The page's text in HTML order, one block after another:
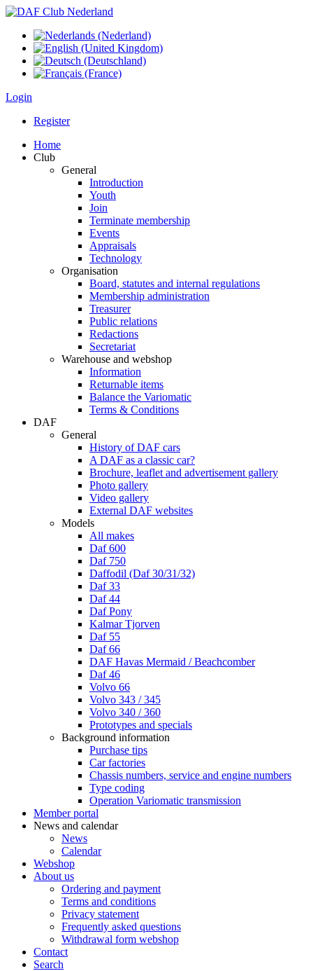
Login
Register
Home
Club
General
Introduction
Youth
Join
Terminate membership
Events
Appraisals
Technology
Organisation
Board, statutes and internal regulations
Membership administration
Treasurer
Public relations
Redactions
Secretariat
Warehouse and webshop
Information
Returnable items
Balance the Variomatic
Terms & Conditions
DAF
General
History of DAF cars
A DAF as a classic car?
Brochure, leaflet and advertisement gallery
Photo gallery
Video gallery
External DAF websites
Models
All makes
Daf 600
Daf 750
Daffodil (Daf 30/31/32)
Daf 33
Daf 44
Daf Pony
Kalmar Tjorven
Daf 55
Daf 66
DAF Havas Mermaid / Beachcomber
Daf 46
Volvo 66
Volvo 343 / 345
Volvo 340 / 360
Prototypes and specials
Background information
Purchase tips
Car factories
Chassis numbers, service and engine numbers
Type coding
Operation Variomatic transmission
Member portal
News and calendar
News
Calendar
Webshop
About us
Ordering and payment
Terms and conditions
Privacy statement
Frequently asked questions
Withdrawal form webshop
Contact
Search